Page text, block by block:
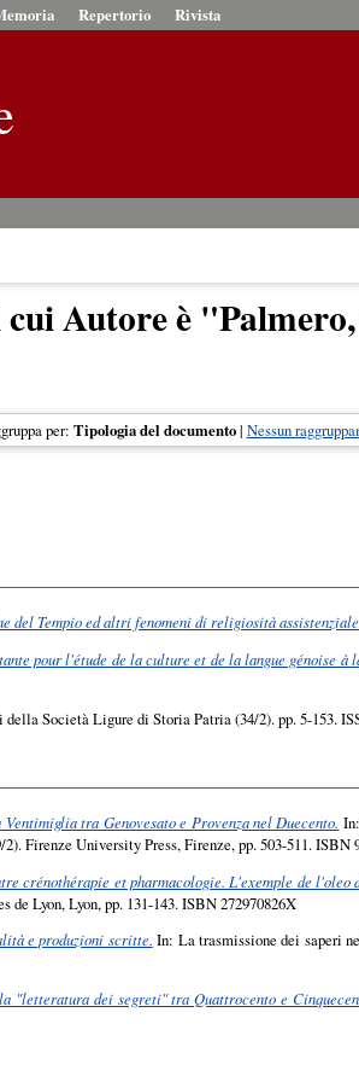
Repertorio Rivista
Autore è "
per: Tipologia del documento| Nessun
del Tempio ed altri fenomeni di religiosità
pour l'étude de la culture et de la langue génoise à
Società Ligure di Storia Patria (34/2). pp. 5-153.
tra Genovesato e Provenza nel Duecento.
University Press, Firenze, pp. 503-511. ISBN
crénothérapie et pharmacologie. L'exemple de l'oleo
Lyon, Lyon, pp. 131-143. ISBN 272970826X
e produzioni scritte. In: La trasmissione dei saperi
dei segreti" tra Quattrocento e